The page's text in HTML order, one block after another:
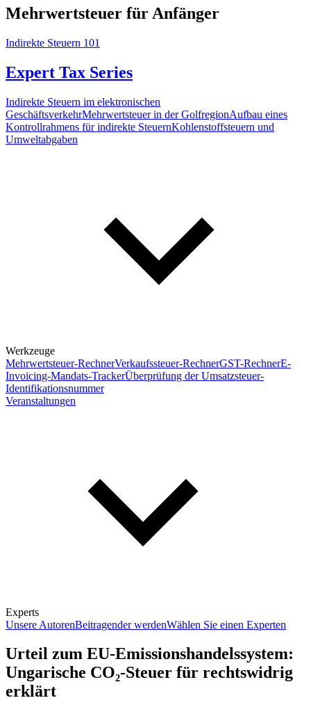
Mehrwertsteuer für Anfänger
Indirekte Steuern 101
Expert Tax Series
Indirekte Steuern im elektronischen
GeschäftsverkehrMehrwertsteuer in der GolfregionAufbau eines
Kontrollrahmens für indirekte SteuernKohlenstoffsteuern und
Umweltabgaben
Werkzeuge
Mehrwertsteuer-RechnerVerkaufssteuer-RechnerGST-RechnerE-
Invoicing-Mandats-TrackerÜberprüfung der Umsatzsteuer-
Identifikationsnummer
Veranstaltungen
Experts
Unsere AutorenBeitragender werdenWählen Sie einen Experten
Urteil zum EU-Emissionshandelssystem:
Ungarische CO₂-Steuer für rechtswidrig
erklärt